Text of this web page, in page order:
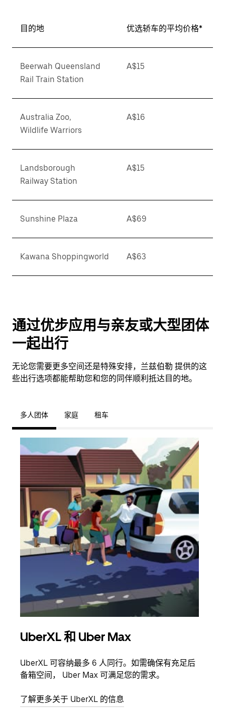
目的地 优选轿车的平均价格*
Beerwah Queensland
Rail Train Station
A$15
Australia Zoo,
Wildlife Warriors
A$16
Landsborough
Railway Station
A$15
Sunshine Plaza A$69
Kawana Shoppingworld A$63
通过优步应用与亲友或大型团体
一起出行
无论您需要更多空间还是特殊安排，兰兹伯勒 提供的这
些出行选项都能帮助您和您的同伴顺利抵达目的地。
多人团体 家庭 租车
UberXL 和 Uber Max
UberXL 可容纳最多 6 人同行。如需确保有充足后
备箱空间， Uber Max 可满足您的需求。
了解更多关于 UberXL 的信息